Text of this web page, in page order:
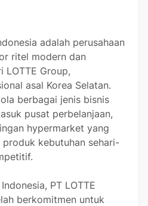
adalah perusahaan
ritel modern dan
LOTTE Group,
asal Korea Selatan.
berbagai jenis bisnis
pusat perbelanjaan,
hypermarket yang
kebutuhan sehari-
PT LOTTE
berkomitmen untuk